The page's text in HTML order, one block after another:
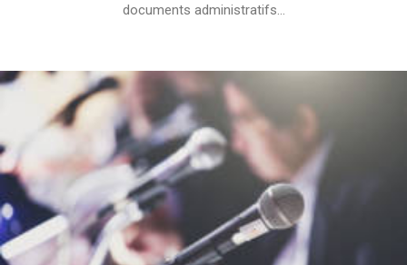
documents administratifs…